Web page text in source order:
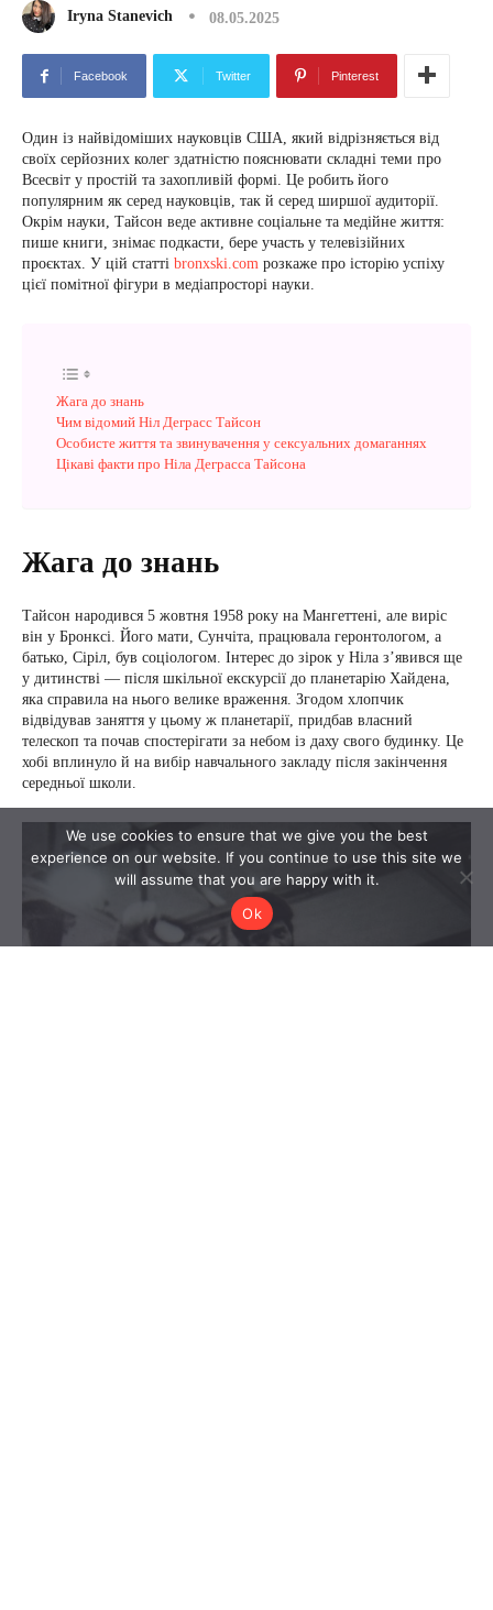
We use cookies to ensure that we give you the best
experience on our website. If you continue to use this site we
will assume that you are happy with it.
Ok